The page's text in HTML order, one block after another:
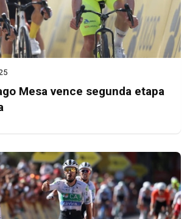
Mesa vence segunda etapa